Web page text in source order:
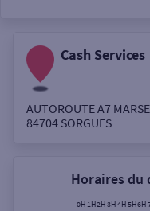
Rue
Cash Services
AUTOROUTE A7
84704 SORGUES
Horaires
0H 1H2H3H4H5H6H